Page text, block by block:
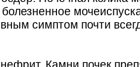
симптом почти